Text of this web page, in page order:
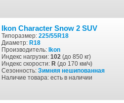
Ikon Character Snow 2 SUV
Типоразмер: 225/55R18
Диаметр: R18
Производитель: Ikon
Индекс нагрузки: 102 (до 850 кг)
Индекс скорости: R (до 170 км/ч)
Сезонность: Зимняя нешипованная
Наличие товара: есть в наличии